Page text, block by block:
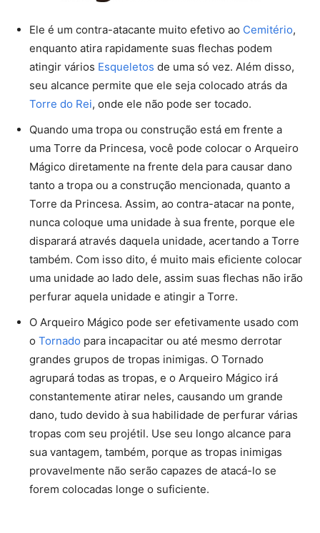
Ele é um contra-atacante muito efetivo ao Cemitério,
enquanto atira rapidamente suas flechas podem
atingir vários Esqueletos de uma só vez. Além disso,
seu alcance permite que ele seja colocado atrás da
Torre do Rei, onde ele não pode ser tocado.
Quando uma tropa ou construção está em frente a
uma Torre da Princesa, você pode colocar o Arqueiro
Mágico diretamente na frente dela para causar dano
tanto a tropa ou a construção mencionada, quanto a
Torre da Princesa. Assim, ao contra-atacar na ponte,
nunca coloque uma unidade à sua frente, porque ele
disparará através daquela unidade, acertando a Torre
também. Com isso dito, é muito mais eficiente colocar
uma unidade ao lado dele, assim suas flechas não irão
perfurar aquela unidade e atingir a Torre.
O Arqueiro Mágico pode ser efetivamente usado com
o Tornado para incapacitar ou até mesmo derrotar
grandes grupos de tropas inimigas. O Tornado
agrupará todas as tropas, e o Arqueiro Mágico irá
constantemente atirar neles, causando um grande
dano, tudo devido à sua habilidade de perfurar várias
tropas com seu projétil. Use seu longo alcance para
sua vantagem, também, porque as tropas inimigas
provavelmente não serão capazes de atacá-lo se
forem colocadas longe o suficiente.